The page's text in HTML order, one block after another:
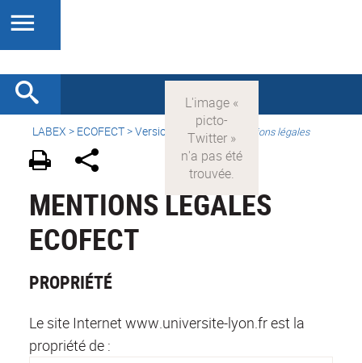
LABEX > ECOFECT>Version française Mentions légales
MENTIONS LÉGALES
ECOFECT
PROPRIÉTÉ
Le site Internet www.universite-lyon.fr est la
propriété de :